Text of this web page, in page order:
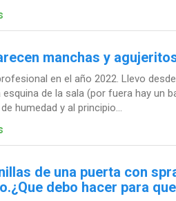
manchas y
en el año 2022. Llevo
de la sala (por fuera hay un
humedad y al principio...
de una puerta con
debo hacer para